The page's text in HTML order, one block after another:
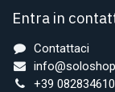
Entra in
Contattaci
+39